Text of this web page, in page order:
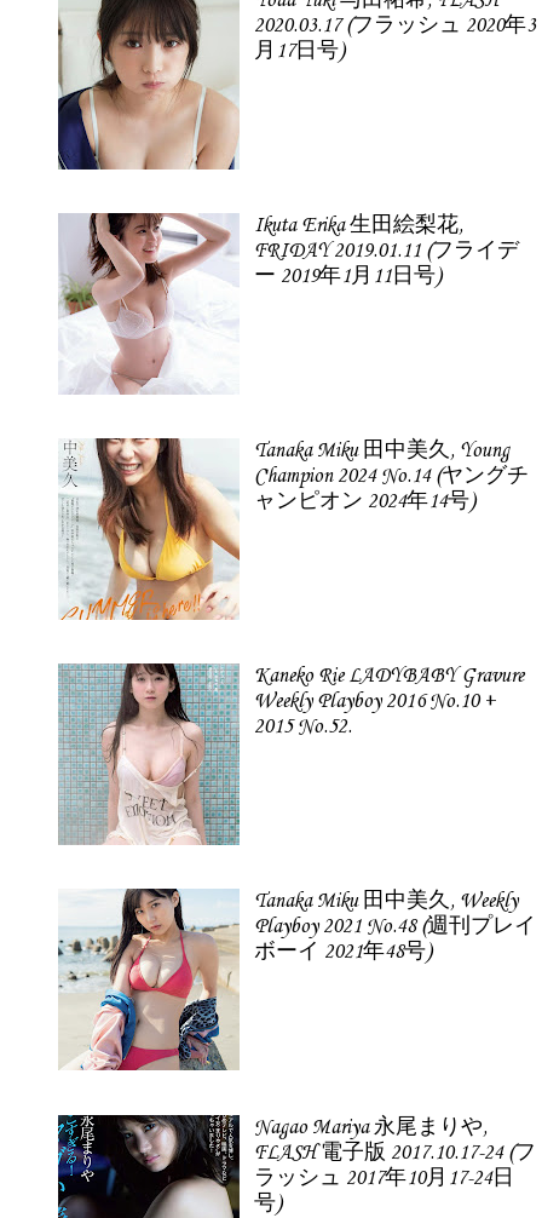
2020.03.17 (フラッシュ 2020年3
月17日号)
Ikuta Erika 生田絵梨花,
FRIDAY 2019.01.11 (フライデ
ー 2019年1月11日号)
Tanaka Miku 田中美久, Young
Champion 2024 No.14 (ヤングチ
ャンピオン 2024年14号)
Kaneko Rie LADYBABY Gravure
Weekly Playboy 2016 No.10 +
2015 No.52.
Tanaka Miku 田中美久, Weekly
Playboy 2021 No.48 (週刊プレイ
ボーイ 2021年48号)
Nagao Mariya 永尾まりや,
FLASH 電子版 2017.10.17-24 (フ
ラッシュ 2017年10月17-24日
号)